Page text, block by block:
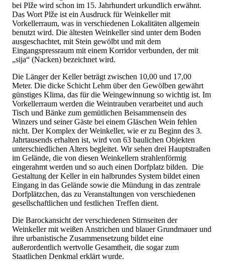
bei Plže wird schon im 15. Jahrhundert urkundlich erwähnt.
Das Wort Plže ist ein Ausdruck für Weinkeller mit
Vorkellerraum, was in verschiedenen Lokalitäten allgemein
benutzt wird. Die ältesten Weinkeller sind unter dem Boden
ausgeschachtet, mit Stein gewölbt und mit dem
Eingangspressraum mit einem Korridor verbunden, der mit
„sija“ (Nacken) bezeichnet wird.
Die Länger der Keller beträgt zwischen 10,00 und 17,00
Meter. Die dicke Schicht Lehm über den Gewölben gewährt
günstiges Klima, das für die Weingewinnung so wichtig ist. Im
Vorkellerraum werden die Weintrauben verarbeitet und auch
Tisch und Bänke zum gemütlichen Beisammensein des
Winzers und seiner Gäste bei einem Gläschen Wein fehlen
nicht. Der Komplex der Weinkeller, wie er zu Beginn des 3.
Jahrtausends erhalten ist, wird von 63 baulichen Objekten
unterschiedlichen Alters begleitet. Wir sehen drei Hauptstraßen
im Gelände, die von diesen Weinkellern strahlenförmig
eingerahmt werden und so auch einen Dorfplatz bilden. Die
Gestaltung der Keller in ein halbrundes System bildet einen
Eingang in das Gelände sowie die Mündung in das zentrale
Dorfplätzchen, das zu Veranstaltungen von verschiedenen
gesellschaftlichen und festlichen Treffen dient.
Die Barockansicht der verschiedenen Stirnseiten der
Weinkeller mit weißen Anstrichen und blauer Grundmauer und
ihre urbanistische Zusammensetzung bildet eine
außerordentlich wertvolle Gesamtheit, die sogar zum
Staatlichen Denkmal erklärt wurde.